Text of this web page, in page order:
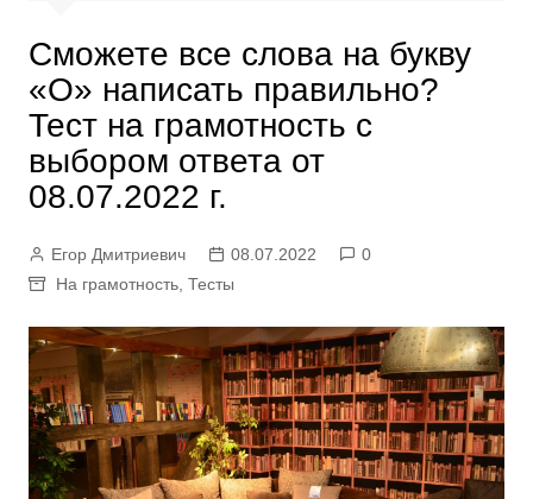
Сможете все слова на букву
«О» написать правильно?
Тест на грамотность с
выбором ответа от
08.07.2022 г.
Егор Дмитриевич 08.07.2022
0
На грамотность, Тесты